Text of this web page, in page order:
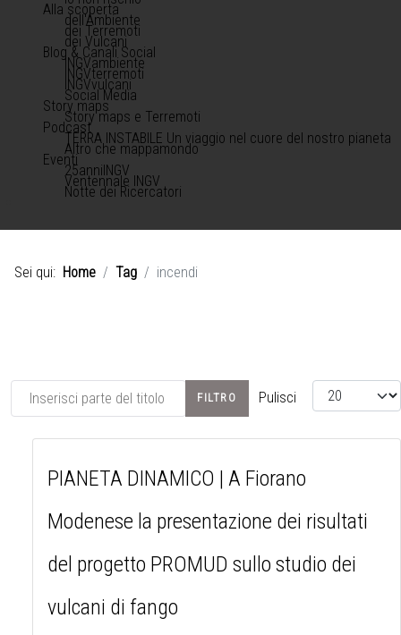
Alla scoperta
dell'Ambiente
dei Terremoti
dei Vulcani
Blog & Canali Social
INGVambiente
INGVterremoti
INGVvulcani
Social Media
Story maps
Story maps e Terremoti
Podcast
TERRA INSTABILE Un viaggio nel cuore del nostro pianeta
Altro che mappamondo
Eventi
25anniINGV
Ventennale INGV
Notte dei Ricercatori
Sei qui: Home Tag incendi
Inserisci parte del titolo FILTRO Pulisci Visualizza #
PIANETA DINAMICO | A Fiorano
Modenese la presentazione dei risultati
del progetto PROMUD sullo studio dei
vulcani di fango